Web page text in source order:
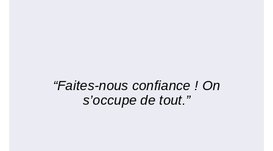
“Faites-nous confiance ! On
s’occupe de tout.”